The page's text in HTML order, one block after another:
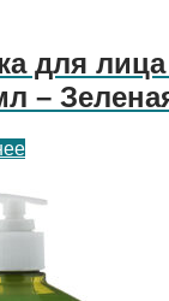
для
–